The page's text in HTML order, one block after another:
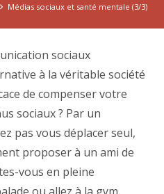
Médias sociaux et santé mentale (3/3)
sociaux
à la véritable société
de compenser votre
sociaux ? Par un
pas vous déplacer seul,
proposer à un ami de
vous en pleine